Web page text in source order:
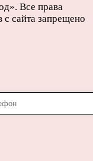
Все права
сайта запрещено